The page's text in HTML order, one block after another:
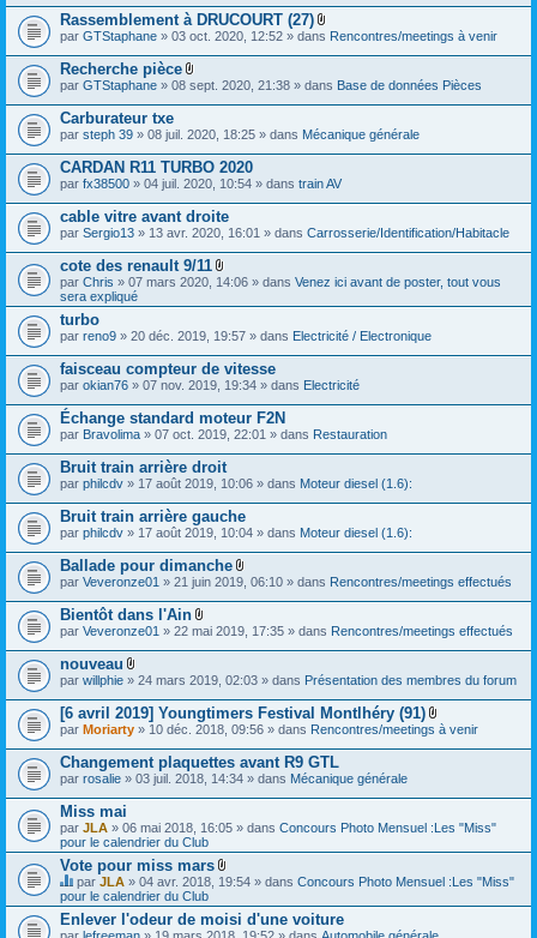
)
o
i
t
s
r
(
s
)
o
i
s
Rassemblement à DRUCOURT (27)
F
c
i
e
(
o
i
t
)
par GTStaphane » 03 oct. 2020, 12:52 » dans Rencontres/meetings à venir
Recherche pièce
F
c
i
e
r
(
)
j
o
i
n
t
s
par GTStaphane » 08 sept. 2020, 21:38 » dans Base de données Pièces
Carburateur txe
par steph 39 » 08 juil. 2020, 18:25 » dans Mécanique générale
CARDAN R11 TURBO 2020
par fx38500 » 04 juil. 2020, 10:54 » dans train AV
cable vitre avant droite
par Sergio13 » 13 avr. 2020, 16:01 » dans Carrosserie/Identification/Habitacle
cote des renault 9/11
F
c
i
r
(
s
)
j
o
i
n
t
s
)
par Chris » 07 mars 2020, 14:06 » dans Venez ici avant de poster, tout vous
sera expliqué
turbo
par reno9 » 20 déc. 2019, 19:57 » dans Electricité / Electronique
faisceau compteur de vitesse
par okian76 » 07 nov. 2019, 19:34 » dans Electricité
Échange standard moteur F2N
par Bravolima » 07 oct. 2019, 22:01 » dans Restauration
Bruit train arrière droit
par philcdv » 17 août 2019, 10:06 » dans Moteur diesel (1.6):
Bruit train arrière gauche
par philcdv » 17 août 2019, 10:04 » dans Moteur diesel (1.6):
Ballade pour dimanche
F
i
c
i
e
(
)
j
o
i
n
t
)
par Veveronze01 » 21 juin 2019, 06:10 » dans Rencontres/meetings effectués
Bientôt dans l'Ain
F
c
i
e
r
(
)
j
o
i
t
(
s
)
par Veveronze01 » 22 mai 2019, 17:35 » dans Rencontres/meetings effectués
nouveau
F
c
h
e
r
(
o
i
n
(
s
)
par willphie » 24 mars 2019, 02:03 » dans Présentation des membres du forum
[6 avril 2019] Youngtimers Festival Montlhéry (91)
F
c
e
(
)
o
par Moriarty » 10 déc. 2018, 09:56 » dans Rencontres/meetings à venir
Changement plaquettes avant R9 GTL
par rosalie » 03 juil. 2018, 14:34 » dans Mécanique générale
Miss mai
par JLA » 06 mai 2018, 16:05 » dans Concours Photo Mensuel :Les "Miss"
pour le calendrier du Club
Vote pour miss mars
F
c
h
i
C
e
s
par JLA » 04 avr. 2018, 19:54 » dans Concours Photo Mensuel :Les "Miss"
pour le calendrier du Club
Enlever l'odeur de moisi d'une voiture
par lefreeman » 19 mars 2018, 19:52 » dans Automobile générale